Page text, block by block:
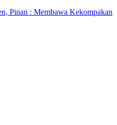
Pinan : Membawa Kekompakan